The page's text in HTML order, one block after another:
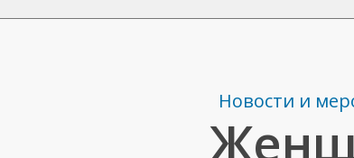
Новости и